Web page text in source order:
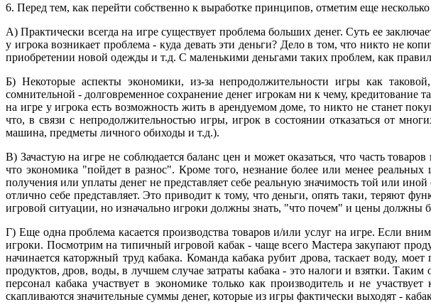
6. Перед тем, как перейти собственно к выработке принципов, отметим еще
А) Практически всегда на игре существует проблема больших денег. Суть ее
у игрока возникает проблема - куда девать эти деньги? Дело в том, что никто не
приобретении новой одежды и т.д. С маленькими деньгами таких проблем, как
Б) Некоторые аспекты экономики, из-за непродолжительности игры как
сомнительной - долговременное сохранение денег игрокам ни к чему, кредитование
на игре у игрока есть возможность жить в арендуемом доме, то никто не станет
что, в связи с непродолжительностью игры, игрок в состоянии отказаться от
машина, предметы личного обиходы и т.д.).
В) Зачастую на игре не соблюдается баланс цен и может оказаться, что часть
что экономика "пойдет в разнос". Кроме того, незнание более или менее
получения или уплаты денег не представляет себе реальную значимость той или
отлично себе представляет. Это приводит к тому, что деньги, опять таки, теряют
игровой ситуации, но изначально игроки должны знать, "что почем" и цены должны
Г) Еще одна проблема касается производства товаров и/или услуг на игре. Если
игроки. Посмотрим на типичный игровой кабак - чаще всего Мастера закупают
начинается каторжный труд кабака. Команда кабака рубит дрова, таскает воду,
продуктов, дров, воды, в лучшем случае затраты кабака - это налоги и взятки.
персонал кабака участвует в экономике только как производитель и не
скапливаются значительные суммы денег, которые из игры фактически выходят -